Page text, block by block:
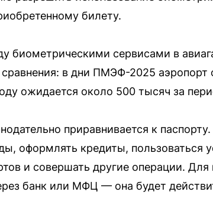
билету.
биометрическими сервисами в
в дни ПМЭФ-2025
ожидается около 500 тысяч за
приравнивается к
оформлять кредиты, пользоваться
и совершать другие операции. Для
банк или МФЦ — она будет